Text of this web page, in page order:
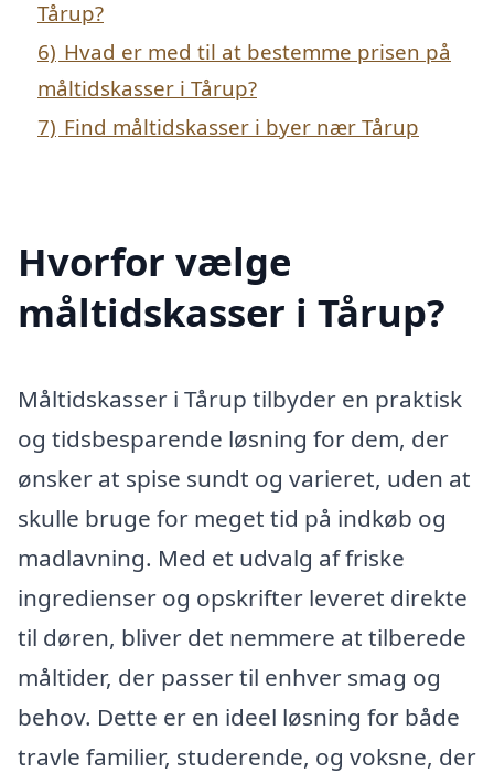
Tårup?
6) Hvad er med til at bestemme prisen på
måltidskasser i Tårup?
7) Find måltidskasser i byer nær Tårup
Hvorfor vælge
måltidskasser i Tårup?
Måltidskasser i Tårup tilbyder en praktisk
og tidsbesparende løsning for dem, der
ønsker at spise sundt og varieret, uden at
skulle bruge for meget tid på indkøb og
madlavning. Med et udvalg af friske
ingredienser og opskrifter leveret direkte
til døren, bliver det nemmere at tilberede
måltider, der passer til enhver smag og
behov. Dette er en ideel løsning for både
travle familier, studerende, og voksne, der